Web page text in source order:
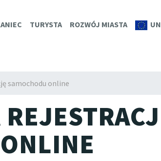
TURYSTA ROZWÓJ MIASTA
samochodu online